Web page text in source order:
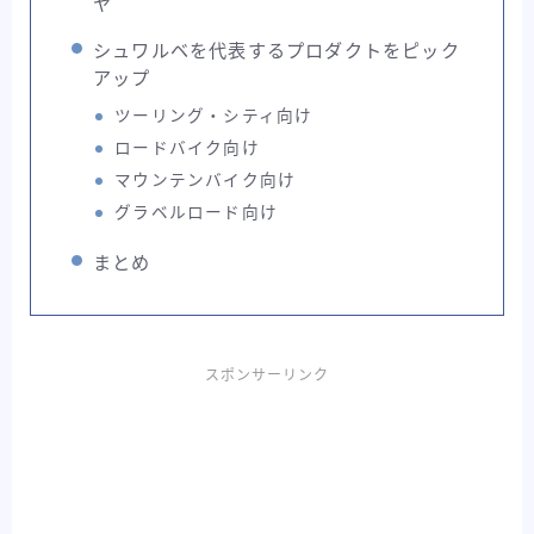
自転車バッグ系
シュワルベを代表するプロダクトをピック
アップ
ツーリング・シティ向け
ロードバイク向け
マウンテンバイク向け
グラベルロード向け
まとめ
スポンサーリンク